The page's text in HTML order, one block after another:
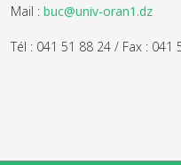
Mail : buc@univ-oran1.dz
Tél : 041 51 88 24 / Fax : 041